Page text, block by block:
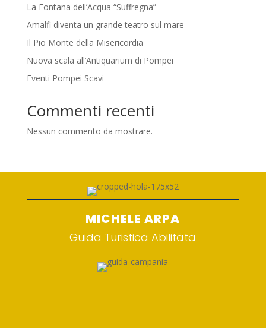
La Fontana dell’Acqua “Suffregna”
Amalfi diventa un grande teatro sul mare
Il Pio Monte della Misericordia
Nuova scala all’Antiquarium di Pompei
Eventi Pompei Scavi
Commenti recenti
Nessun commento da mostrare.
MICHELE ARPA
Guida Turistica Abilitata